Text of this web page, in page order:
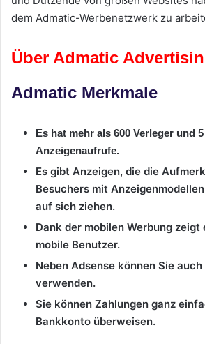
dem Admatic-Werbenetzwerk zu
Über Admatic
Admatic Merkmale
Es hat mehr als 600 Verleger und
Anzeigenaufrufe.
Es gibt Anzeigen, die die
Besuchers mit
auf sich ziehen.
Dank der mobilen Werbung zeigt
mobile Benutzer.
Neben Adsense können Sie
verwenden.
Sie können Zahlungen ganz
Bankkonto überweisen.